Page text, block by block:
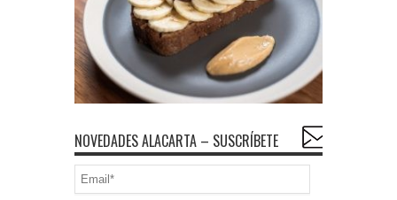
NOVEDADES ALACARTA – SUSCRÍBETE